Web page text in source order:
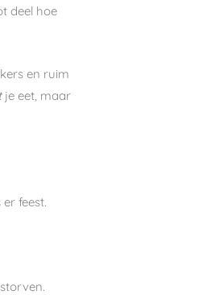
deel hoe
en ruim
je eet, maar
feest.